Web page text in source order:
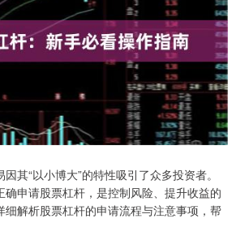
其“以小博大”的特性吸引了众多投资者。
确申请股票杠杆，是控制风险、提升收益的
细解析股票杠杆的申请流程与注意事项，帮